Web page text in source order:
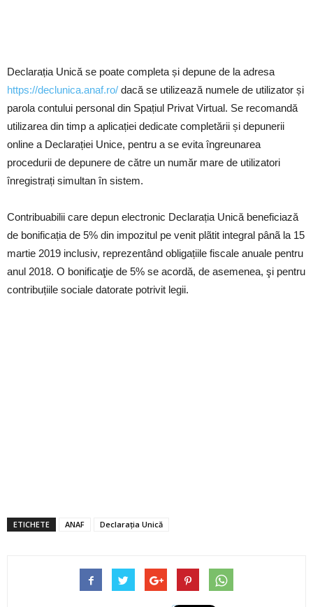
Declarația Unică se poate completa și depune de la adresa
https://declunica.anaf.ro/ dacă se utilizează numele de utilizator și
parola contului personal din Spațiul Privat Virtual. Se recomandă
utilizarea din timp a aplicației dedicate completării și depunerii
online a Declarației Unice, pentru a se evita îngreunarea
procedurii de depunere de către un număr mare de utilizatori
înregistrați simultan în sistem.
Contribuabilii care depun electronic Declarația Unică beneficiază
de bonificația de 5% din impozitul pe venit plãtit integral pânã la 15
martie 2019 inclusiv, reprezentând obligațiile fiscale anuale pentru
anul 2018. O bonificaţie de 5% se acordă, de asemenea, şi pentru
contribuțiile sociale datorate potrivit legii.
ETICHETE ANAF Declarația Unică